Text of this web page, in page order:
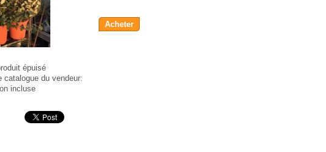
épuisé
catalogue du vendeur:
incluse
Acheter